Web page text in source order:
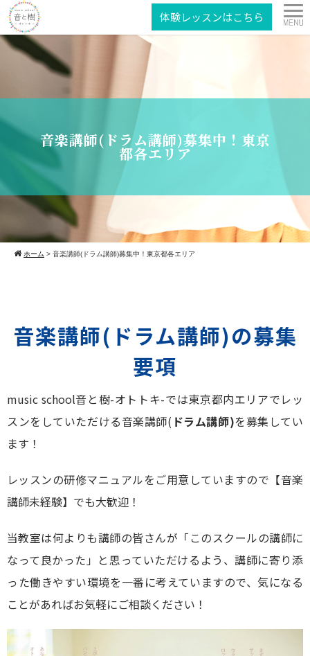
体験レッスンはこちら
音楽講師(ドラム講師)募集中！東京
都各エリア
ホーム > 音楽講師(ドラム講師)募集中！東京都各エリア
音楽講師(ドラム講師)の募集
要項
music school音と樹-オトトキ-では東京都内エリアでレッ
スンをしていただける音楽講師( ドラム講師)を募集してい
ます！
レッスンの研修マニュアルをご用意していますので【音楽
講師未経験】でも大歓迎！
当教室は何よりも講師の皆さんが「このスクールの講師に
なって良かった」と思っていただけるよう、講師に寄り添
った働きやすい環境を一番に考えていますので、気になる
ことがあればお気軽にご相談ください！